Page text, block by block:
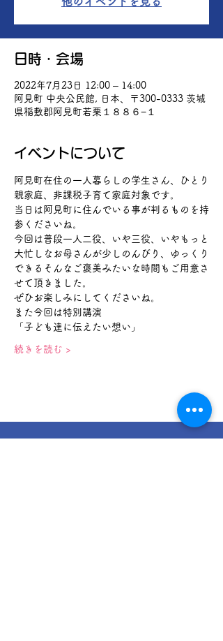
日時・会場
2022年7月23日 12:00 – 14:00
阿見町 中央公民館, 日本、〒300-0333 茨城
県稲敷郡阿見町若栗１８８６−１
イベントについて
阿見町在住の一人暮らしの学生さん、ひとり
親家庭、非課税子育て家庭対象です。
当日は阿見町に住んでいる事が判るものを持
参くださいね。
今回は普段一人二役、いや三役、いやもっと
大忙しなお母さんが少しのんびり、ゆっくり
できるそんなご褒美みたいな時間もご用意さ
せて頂きました。
ぜひお楽しみにしてくださいね。
また今回は特別講演
「子ども達に伝えたい想い」
続きを読む >